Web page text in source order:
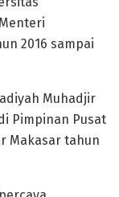
2016 sampai
Muhadjir
Pimpinan Pusat
Makasar tahun